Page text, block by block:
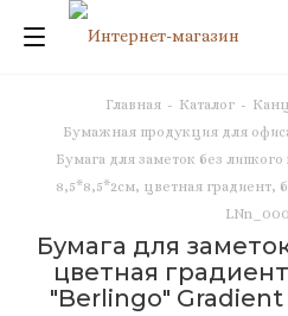
Главная - Каталог -
Бумажная продукция для
Бумага для заметок без липкого
8,5*8,5*2см, цветная градиент,
Бумага для
цветная
"Berlingo"